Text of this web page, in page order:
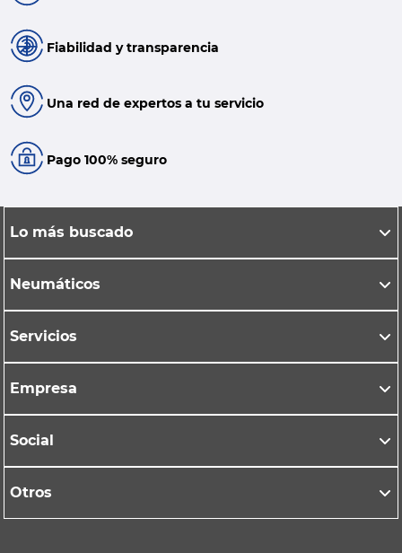
Fiabilidad y transparencia
Una red de expertos a tu servicio
Pago 100% seguro
Lo más buscado
Neumáticos
Servicios
Empresa
Social
Otros